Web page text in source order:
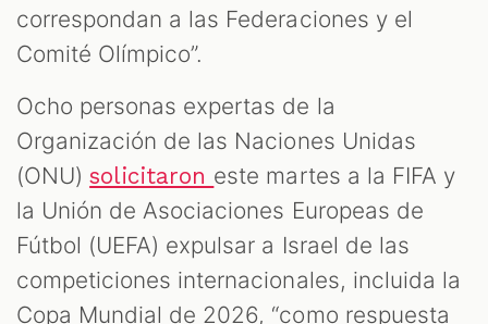
correspondan a las Federaciones y el
Comité Olímpico”.
Ocho personas expertas de la
Organización de las Naciones Unidas
(ONU)solicitaron este martes a la FIFA y
la Unión de Asociaciones Europeas de
Fútbol (UEFA) expulsar a Israel de las
competiciones internacionales, incluida la
Copa Mundial de 2026, “como respuesta